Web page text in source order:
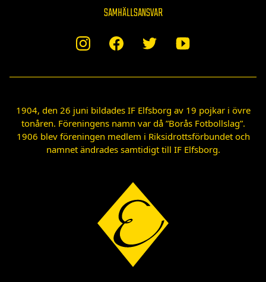
SAMHÄLLSANSVAR
1904, den 26 juni bildades IF Elfsborg av 19 pojkar i övre
tonåren. Föreningens namn var då ”Borås Fotbollslag”.
1906 blev föreningen medlem i Riksidrottsförbundet och
namnet ändrades samtidigt till IF Elfsborg.